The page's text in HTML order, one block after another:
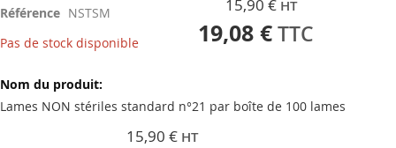
Référence NSTSM
Pas de stock disponible
15,90 €
19,08 €
du
produit
Lames NON stériles standard n°21 par boîte de 100 lames
15,90 €
beginning
of
the
gallery